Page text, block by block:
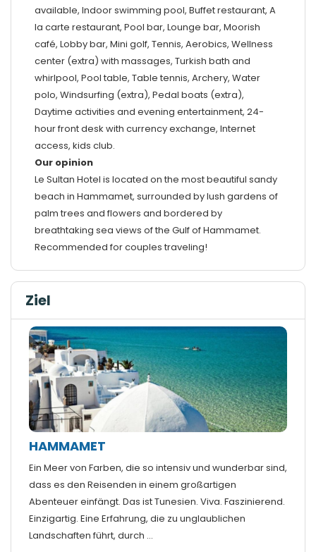
available, Indoor swimming pool, Buffet restaurant, A
la carte restaurant, Pool bar, Lounge bar, Moorish
café, Lobby bar, Mini golf, Tennis, Aerobics, Wellness
center (extra) with massages, Turkish bath and
whirlpool, Pool table, Table tennis, Archery, Water
polo, Windsurfing (extra), Pedal boats (extra),
Daytime activities and evening entertainment, 24-
hour front desk with currency exchange, Internet
access, kids club.
Our opinion
Le Sultan Hotel is located on the most beautiful sandy
beach in Hammamet, surrounded by lush gardens of
palm trees and flowers and bordered by
breathtaking sea views of the Gulf of Hammamet.
Recommended for couples traveling!
Ziel
HAMMAMET
Ein Meer von Farben, die so intensiv und wunderbar sind,
dass es den Reisenden in einem großartigen
Abenteuer einfängt. Das ist Tunesien. Viva. Faszinierend.
Einzigartig. Eine Erfahrung, die zu unglaublichen
Landschaften führt, durch ...